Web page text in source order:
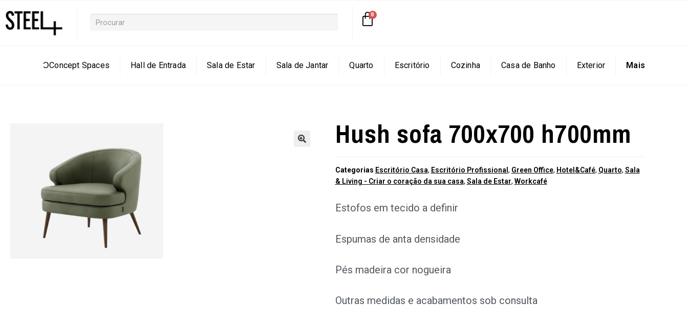
ƆConcept Spaces Hall de Entrada Sala de Estar Sala de Jantar Quarto Escritório Cozinha Casa de Banho Exterior Mais
Hush sofa 700x700 h700mm
Categorias Escritório Casa, Escritório Profissional , Green Office, Hotel&Café, Quarto, Sala
& Living - Criar o coração da sua casa, Sala de Estar, Workcafé
Estofos em tecido a definir
Espumas de anta densidade
Pés madeira cor nogueira
Outras medidas e acabamentos sob consulta